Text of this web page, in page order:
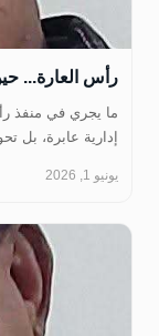
رأس العارة...
ما يجري في منفذ
إدارية عابرة، بل
يونيو 1, 2026